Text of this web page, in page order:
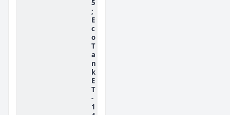
5
;
E
c
o
T
a
n
k
E
T
-
1